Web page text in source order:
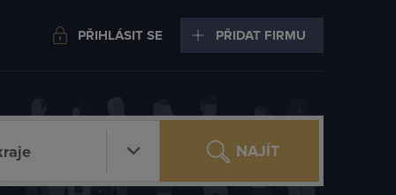
PŘIHLÁSIT SE PŘIDAT FIRMU
NAJÍT